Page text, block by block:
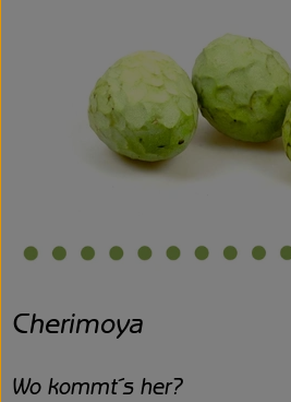
Cherimoya
Wo kommt´s her?